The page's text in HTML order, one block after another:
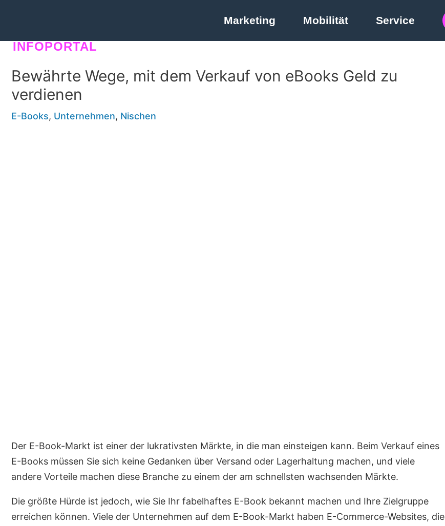
INFOPORTAL
Marketing Mobilität Service
Bewährte Wege, mit dem Verkauf von eBooks Geld zu
verdienen
E-Books, Unternehmen, Nischen
Der E-Book-Markt ist einer der lukrativsten Märkte, in die man einsteigen kann. Beim Verkauf eines
E-Books müssen Sie sich keine Gedanken über Versand oder Lagerhaltung machen, und viele
andere Vorteile machen diese Branche zu einem der am schnellsten wachsenden Märkte.
Die größte Hürde ist jedoch, wie Sie Ihr fabelhaftes E-Book bekannt machen und Ihre Zielgruppe
erreichen können. Viele der Unternehmen auf dem E-Book-Markt haben E-Commerce-Websites, die